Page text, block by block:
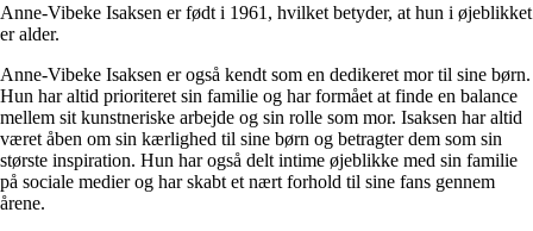
Anne-Vibeke Isaksen er født i 1961, hvilket betyder, at hun i øjeblikket
er alder.
Anne-Vibeke Isaksen er også kendt som en dedikeret mor til sine børn.
Hun har altid prioriteret sin familie og har formået at finde en balance
mellem sit kunstneriske arbejde og sin rolle som mor. Isaksen har altid
været åben om sin kærlighed til sine børn og betragter dem som sin
største inspiration. Hun har også delt intime øjeblikke med sin familie
på sociale medier og har skabt et nært forhold til sine fans gennem
årene.